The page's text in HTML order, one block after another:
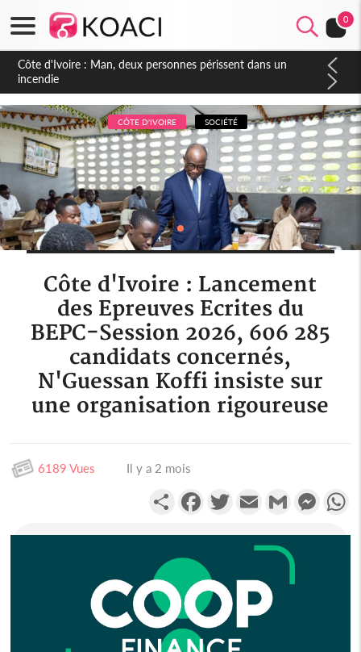
0
Côte d'Ivoire : Séileu, la célébration de la fête nationale
transformée en vaste campagne contre les produits
dépigmentants dangereux
CÔTE D'IVOIRE SOCIÉTÉ
Côte d'Ivoire : Lancement
des Epreuves Ecrites du
BEPC-Session 2026, 606 285
candidats concernés,
N'Guessan Koffi insiste sur
une organisation rigoureuse
6189 Vues Il y a 2 mois
PartagerFacebookTwitterEmail Gmail